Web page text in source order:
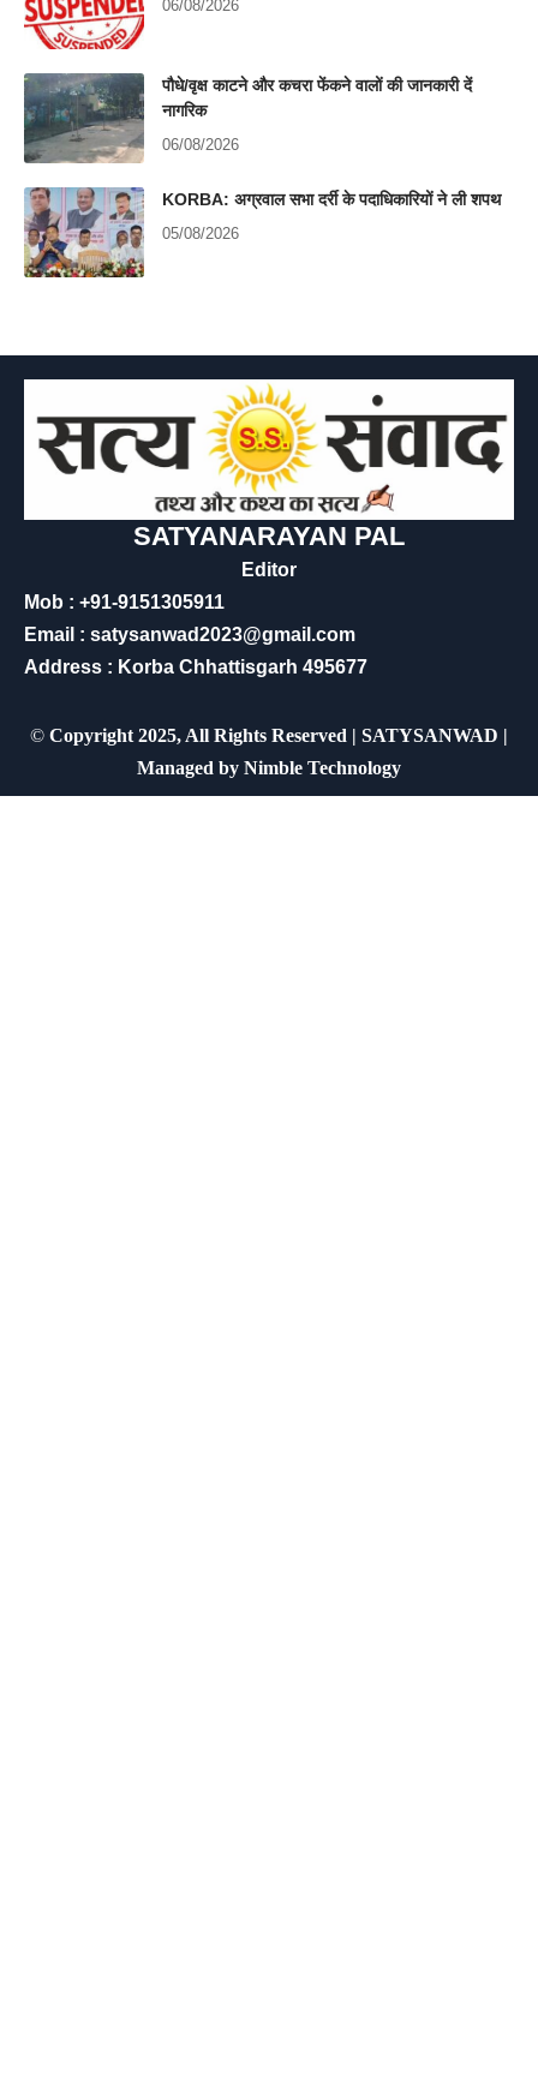
06/08/2026
पौधे/वृक्ष काटने और कचरा फेंकने वालों की जानकारी दें
नागरिक
06/08/2026
KORBA: अग्रवाल सभा दर्री के पदाधिकारियों ने ली शपथ
05/08/2026
SATYANARAYAN PAL
Editor
Mob : +91-9151305911
Email : satysanwad2023@gmail.com
Address : Korba Chhattisgarh 495677
© Copyright 2025, All Rights Reserved | SATYSANWAD |
Managed by Nimble Technology